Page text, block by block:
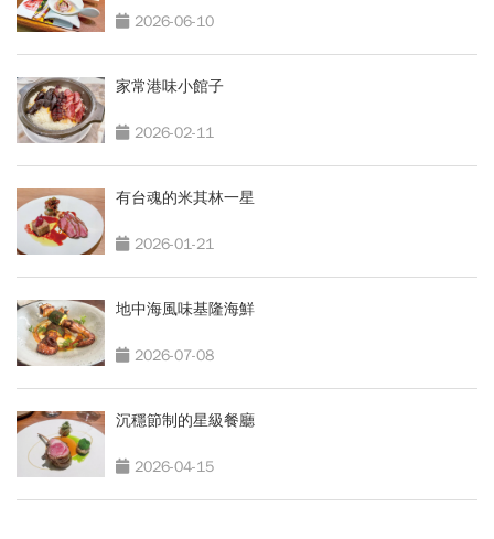
2026-06-10
家常港味小館子
2026-02-11
有台魂的米其林一星
2026-01-21
地中海風味基隆海鮮
2026-07-08
沉穩節制的星級餐廳
2026-04-15